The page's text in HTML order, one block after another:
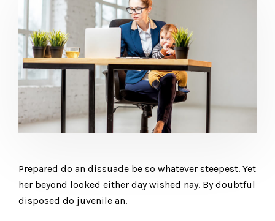
Prepared do an dissuade be so whatever steepest. Yet
her beyond looked either day wished nay. By doubtful
disposed do juvenile an.